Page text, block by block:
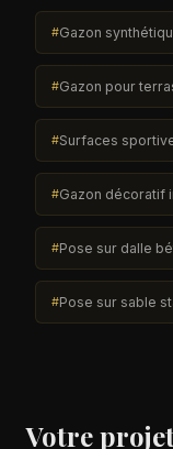
Gazon
Gazon pour
Surfaces
Gazon décoratif
Pose sur dalle
Pose sur sable
Votre